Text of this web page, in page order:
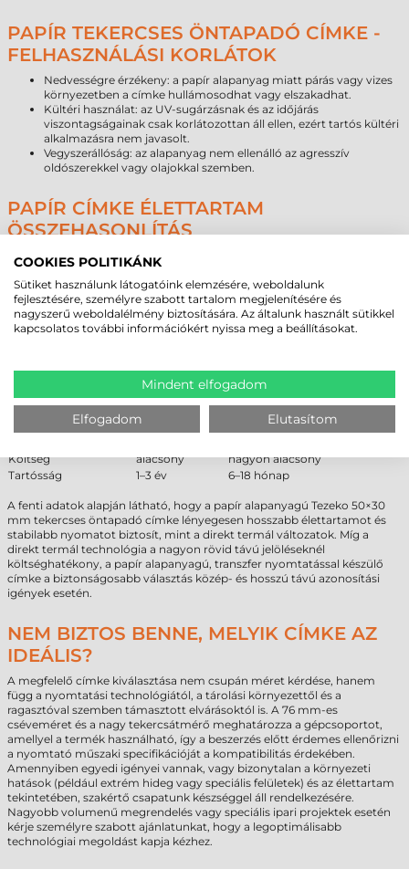
PAPÍR TEKERCSES ÖNTAPADÓ CÍMKE -
FELHASZNÁLÁSI KORLÁTOK
Nedvességre érzékeny: a papír alapanyag miatt párás vagy vizes
környezetben a címke hullámosodhat vagy elszakadhat.
Kültéri használat: az UV-sugárzásnak és az időjárás
viszontagságainak csak korlátozottan áll ellen, ezért tartós kültéri
alkalmazásra nem javasolt.
Vegyszerállóság: az alapanyag nem ellenálló az agresszív
oldószerekkel vagy olajokkal szemben.
PAPÍR CÍMKE ÉLETTARTAM
ÖSSZEHASONLÍTÁS
Alapanyag típusa
Papír
1–3 év
Direkt termál
6–18 hónap
Műanyag
5–10 év
ÖSSZEHASONLÍTÁS
Tulajdonság Papír
Direkt termál
jobb
gyenge
Költség
alacsony
nagyon alacsony
Tartósság
1–3 év 6–18 hónap
A fenti adatok alapján látható, hogy a papír alapanyagú Tezeko 50×30
mm tekercses öntapadó címke lényegesen hosszabb élettartamot és
stabilabb nyomatot biztosít, mint a direkt termál változatok. Míg a
direkt termál technológia a nagyon rövid távú jelöléseknél
költséghatékony, a papír alapanyagú, transzfer nyomtatással készülő
címke a biztonságosabb választás közép- és hosszú távú azonosítási
igények esetén.
NEM BIZTOS BENNE, MELYIK CÍMKE AZ
IDEÁLIS?
A megfelelő címke kiválasztása nem csupán méret kérdése, hanem
függ a nyomtatási technológiától, a tárolási környezettől és a
ragasztóval szemben támasztott elvárásoktól is. A 76 mm-es
cséveméret és a nagy tekercsátmérő meghatározza a gépcsoportot,
amellyel a termék használható, így a beszerzés előtt érdemes ellenőrizni
a nyomtató műszaki specifikációját a kompatibilitás érdekében.
Amennyiben egyedi igényei vannak, vagy bizonytalan a környezeti
hatások (például extrém hideg vagy speciális felületek) és az élettartam
tekintetében, szakértő csapatunk készséggel áll rendelkezésére.
Nagyobb volumenű megrendelés vagy speciális ipari projektek esetén
kérje személyre szabott ajánlatunkat, hogy a legoptimálisabb
technológiai megoldást kapja kézhez.
COOKIES POLITIKÁNK
Sütiket használunk látogatóink elemzésére, weboldalunk
fejlesztésére, személyre szabott tartalom megjelenítésére és
nagyszerű weboldalélmény biztosítására. Az általunk használt sütikkel
kapcsolatos további információkért nyissa meg a beállításokat.
Mindent elfogadom
Elfogadom Elutasítom